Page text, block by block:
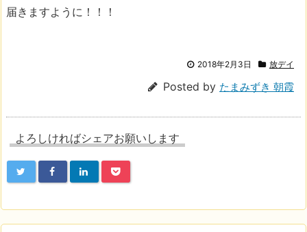
届きますように！！！
2018年2月3日 放デイ
Posted by たまみずき 朝霞
よろしければシェアお願いします